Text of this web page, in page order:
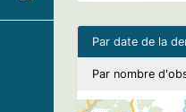
Par date de la
Par nombre